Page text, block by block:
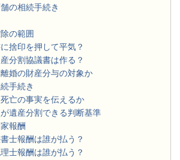
の相続手続き
の範囲
捨印を押して平気？
分割協議書は作る？
婚の財産分与の対象か
手続き
亡の事実を伝えるか
遺産分割できる判断基準
報酬
士報酬は誰が払う？
士報酬は誰が払う？